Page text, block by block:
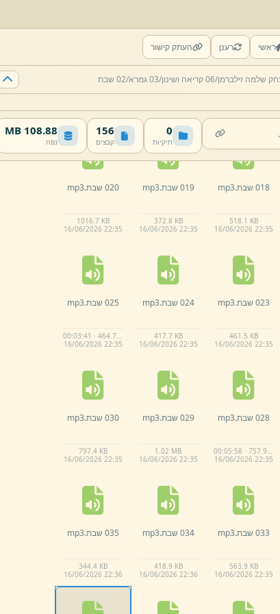
ראשי רענן העתק קישור
06 קריאה ושינון/ 03 גמרא/ 02 שבת
0
תיקיות
156
קבצים
108.88 MB
נפח
16/06/2026 22:35
16/06/2026 22:35
16/06/2026 22:35
018 שבת. mp3
518.1 KB
16/06/2026 22:35
019 שבת. mp3
372.8 KB
16/06/2026 22:35
020 שבת. mp3
1016.7 KB
16/06/2026 22:35
023 שבת. mp3
461.5 KB
16/06/2026 22:35
024 שבת. mp3
417.7 KB
16/06/2026 22:35
025 שבת. mp3
00:03:41 · 464.7 KB
16/06/2026 22:35
028 שבת. mp3
00:05:58 · 757.9 KB
16/06/2026 22:35
029 שבת. mp3
1.02 MB
16/06/2026 22:35
030 שבת. mp3
797.4 KB
16/06/2026 22:35
033 שבת. mp3
563.9 KB
16/06/2026 22:35
034 שבת. mp3
418.9 KB
16/06/2026 22:36
035 שבת. mp3
344.4 KB
16/06/2026 22:36